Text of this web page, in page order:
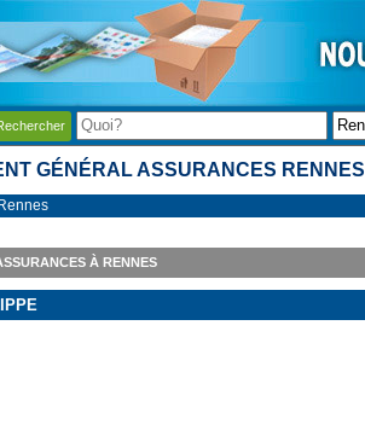
GÉNÉRAL ASSURANCES RENNES
À RENNES